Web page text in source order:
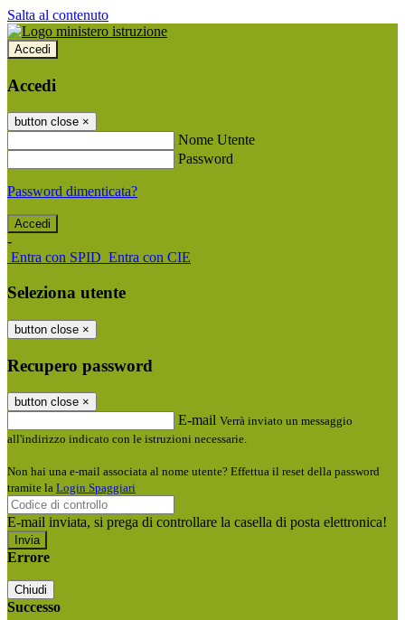
Salta al contenuto
Accedi
Accedi
button close ×
Nome Utente
Password
Password dimenticata?
-
Entra con SPID Entra con CIE
Seleziona utente
button close ×
Recupero password
button close ×
E-mail Verrà inviato un messaggio
all'indirizzo indicato con le istruzioni necessarie.
Non hai una e-mail associata al nome utente? Effettua il reset della password
tramite la Login Spaggiari
E-mail inviata, si prega di controllare la casella di posta elettronica!
Errore
Chiudi
Successo